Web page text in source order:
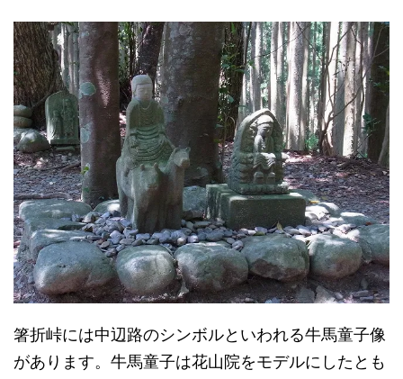
箸折峠には中辺路のシンボルといわれる牛馬童子像
があります。牛馬童子は花山院をモデルにしたとも